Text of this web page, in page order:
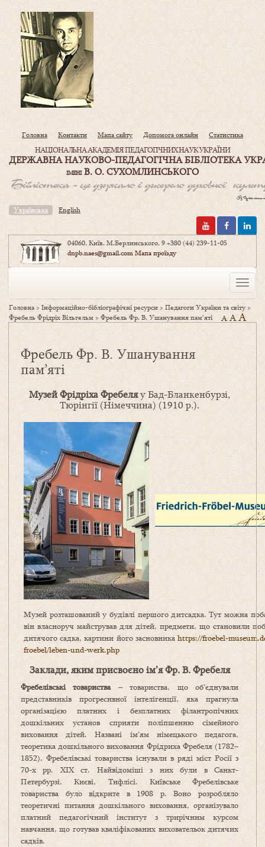
Головна Контакти Мапа сайту Допомога онлайн Статистика
НАЦІОНАЛЬНА АКАДЕМІЯ ПЕДАГОГІЧНИХ НАУК УКРАЇНИ
ДЕРЖАВНА НАУКОВО-ПЕДАГОГІЧНА БІБЛІОТЕКА
ІМЕНІВ. О. СУХОМЛИНСЬКОГО
Українська English
04060, Київ, М.Берлинського, 9+380 (44) 239-11-05
dnpb.naes@gmail.comМапа проїзду
Toggle
Головна >Інформаційно-бібліографічні ресурси >Педагоги України та світу>
Фребель Фрідріх Вільгельм >Фребель Фр. В. Ушанування пам’яті A AA
Фребель Фр. В. Ушанування
пам’яті
Музей Фрідріха Фребеляу Бад-Бланкенбурзі,
Тюрінгії (Німеччина) (1910 р.).
Музей розташований у будівлі першого дитсадка. Тут можна
він власноруч майстрував для дітей, предмети, що становили
дитячого садка, картини його засновника https://froebel-
froebel/leben-und-werk.php
Заклади, яким присвоєно ім’я Фр. В. Фребеля
Фребелівські товариства– товариства, що об’єднували
представників прогресивної інтелігенції, яка прагнула
організацією платних і безплатних філантропічних
дошкільних установ сприяти поліпшенню сімейного
виховання дітей. Названі ім’ям німецького педагога,
теоретика дошкільного виховання Фрідриха Фребеля (1782–
1852), Фребелівські товариства існували в ряді міст Росії з
70-х рр. ХІХ ст. Найвідоміші з них були в Санкт-
Петербурзі, Києві, Тифлісі. Київське Фребелівське
товариства було відкрите в 1908 р. Воно розробляло
теоретичні питання дошкільного виховання, організувало
платний педагогічний інститут з трирічним курсом
навчання, що готував кваліфікованих виховательок дитячих
садків.